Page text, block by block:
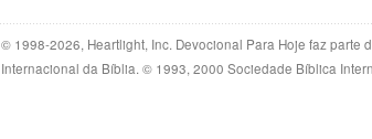
© 1998-2026, Heartlight, Inc. Devocional Para Hoje faz parte
Internacional da Bíblia. © 1993, 2000 Sociedade Bíblica